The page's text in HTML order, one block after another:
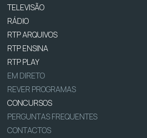
TELEVISÃO
RÁDIO
RTP ARQUIVOS
RTP ENSINA
RTP PLAY
EM DIRETO
REVER PROGRAMAS
CONCURSOS
PERGUNTAS FREQUENTES
CONTACTOS